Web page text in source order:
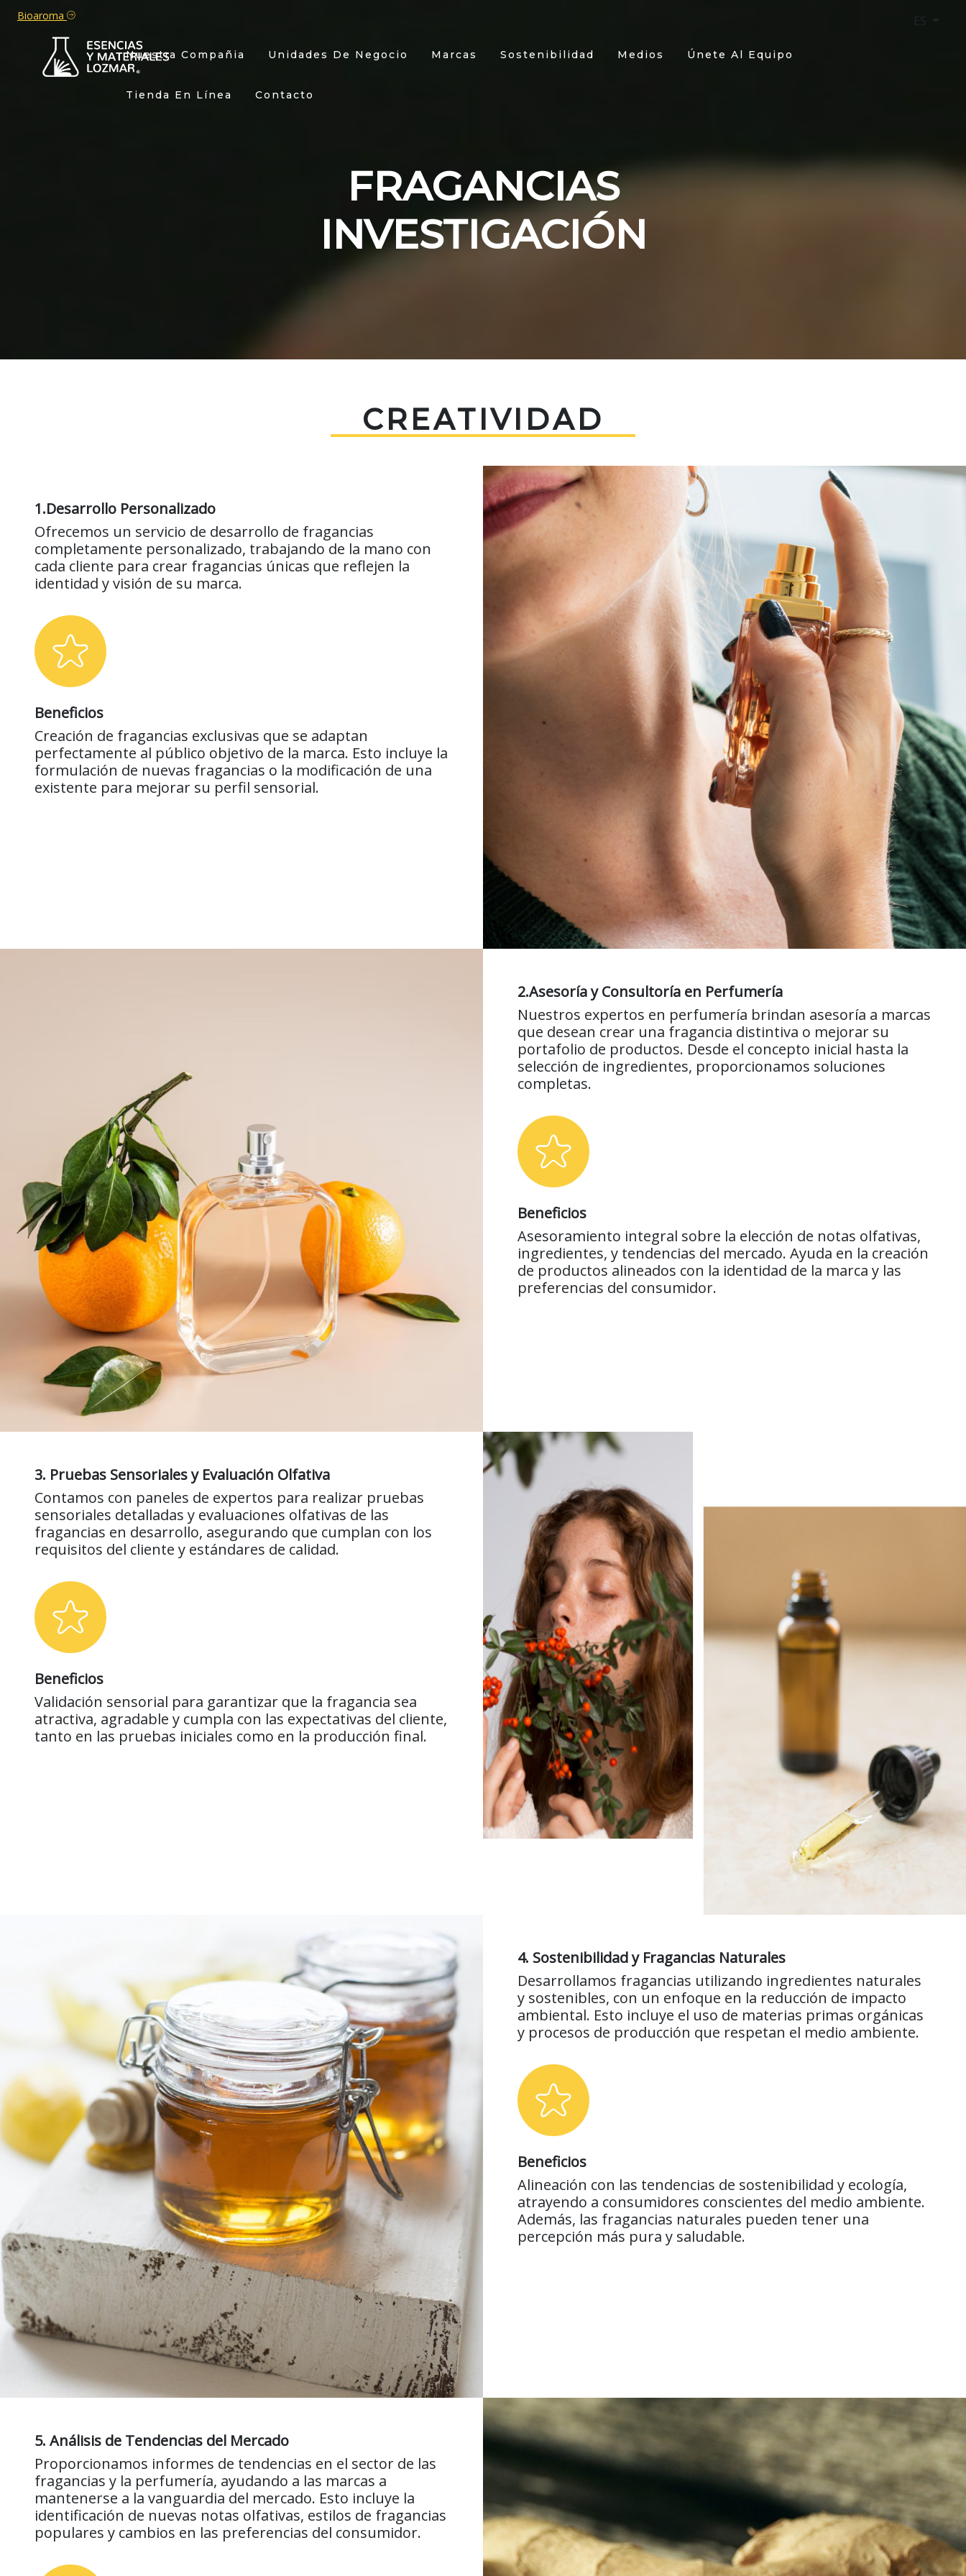
Bioaroma ES
Nuestra Compañia Unidades De Negocio Marcas Sostenibilidad Medios Únete Al Equipo
Tienda En Línea Contacto
FRAGANCIAS
INVESTIGACIÓN
CREATIVIDAD
1.Desarrollo Personalizado
Ofrecemos un servicio de desarrollo de fragancias
completamente personalizado, trabajando de la mano con
cada cliente para crear fragancias únicas que reflejen la
identidad y visión de su marca.
Beneficios
Creación de fragancias exclusivas que se adaptan
perfectamente al público objetivo de la marca. Esto incluye la
formulación de nuevas fragancias o la modificación de una
existente para mejorar su perfil sensorial.
2.Asesoría y Consultoría en Perfumería
Nuestros expertos en perfumería brindan asesoría a marcas
que desean crear una fragancia distintiva o mejorar su
portafolio de productos. Desde el concepto inicial hasta la
selección de ingredientes, proporcionamos soluciones
completas.
Beneficios
Asesoramiento integral sobre la elección de notas olfativas,
ingredientes, y tendencias del mercado. Ayuda en la creación
de productos alineados con la identidad de la marca y las
preferencias del consumidor.
3. Pruebas Sensoriales y Evaluación Olfativa
Contamos con paneles de expertos para realizar pruebas
sensoriales detalladas y evaluaciones olfativas de las
fragancias en desarrollo, asegurando que cumplan con los
requisitos del cliente y estándares de calidad.
Beneficios
Validación sensorial para garantizar que la fragancia sea
atractiva, agradable y cumpla con las expectativas del cliente,
tanto en las pruebas iniciales como en la producción final.
4. Sostenibilidad y Fragancias Naturales
Desarrollamos fragancias utilizando ingredientes naturales
y sostenibles, con un enfoque en la reducción de impacto
ambiental. Esto incluye el uso de materias primas orgánicas
y procesos de producción que respetan el medio ambiente.
Beneficios
Alineación con las tendencias de sostenibilidad y ecología,
atrayendo a consumidores conscientes del medio ambiente.
Además, las fragancias naturales pueden tener una
percepción más pura y saludable.
5. Análisis de Tendencias del Mercado
Proporcionamos informes de tendencias en el sector de las
fragancias y la perfumería, ayudando a las marcas a
mantenerse a la vanguardia del mercado. Esto incluye la
identificación de nuevas notas olfativas, estilos de fragancias
populares y cambios en las preferencias del consumidor.